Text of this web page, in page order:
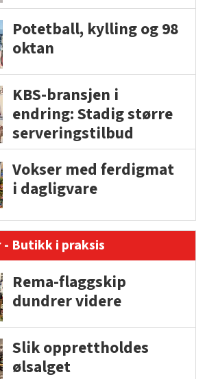
Potetball, kylling og 98
oktan
KBS-bransjen i
endring: Stadig større
serveringstilbud
Vokser med ferdigmat
i dagligvare
Butikk i praksis
Rema-flaggskip
dundrer videre
Slik opprettholdes
ølsalget